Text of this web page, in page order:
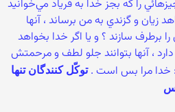
را كه بجز خدا به فرياد مي‌خوانيد
زيان و گزندي به من برساند ، آنها
را برطرف سازند ؟ و يا اگر خدا بخواهد
، آنها بتوانند جلو لطف و مرحمتش
: خدا مرا بس است . توكّل كنندگان تنها